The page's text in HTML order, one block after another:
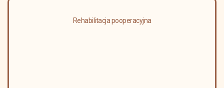
Rehabilitacja pooperacyjna